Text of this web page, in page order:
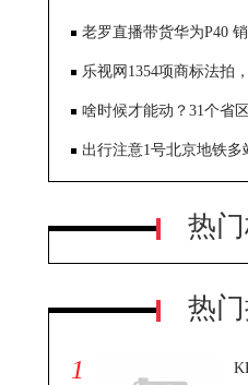
老罗直播带货华为P40
乐视网1354项商标法拍
啥时候才能动？31个省
出行注意1号北京地铁
热
热
1